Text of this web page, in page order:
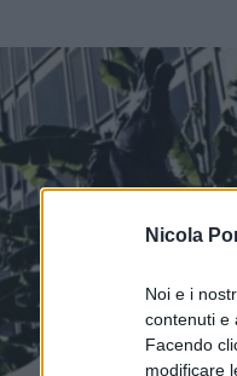
Nicola
Noi e i
contenuti e
Facendo
modificare